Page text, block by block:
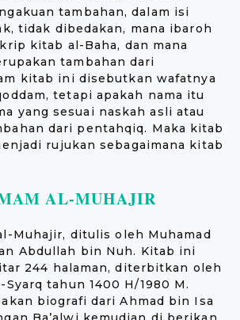
tambahan, dalam isi
tidak dibedakan, mana ibaroh
kitab al-Baha, dan mana
tambahan dari
kitab ini disebutkan wafatnya
tetapi apakah nama itu
yang sesuai naskah asli atau
dari pentahqiq. Maka kitab
rujukan sebagaimana kitab
AL-MUHAJIR
Muhajir, ditulis oleh Muhamad
Abdullah bin Nuh. Kitab ini
244 halaman, diterbitkan oleh
tahun 1400 H/1980 M.
biografi dari Ahmad bin Isa